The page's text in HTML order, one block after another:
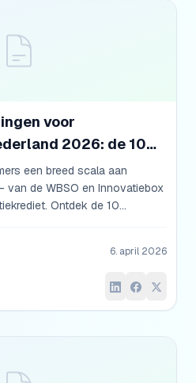
voor
2026: de 10
een breed scala aan
van de WBSO en Innovatiebox
Ontdek de 10
6. april 2026